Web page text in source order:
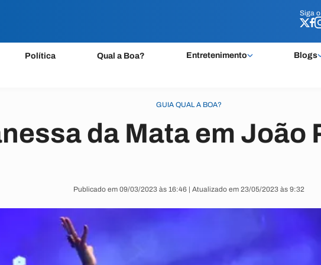
Siga o
Política Qual a Boa? Entretenimento Blogs
Siga o
GUIA QUAL A BOA?
da Mata em João
Publicado em 09/03/2023 às 16:46 | Atualizado em 23/05/2023 às 9:32